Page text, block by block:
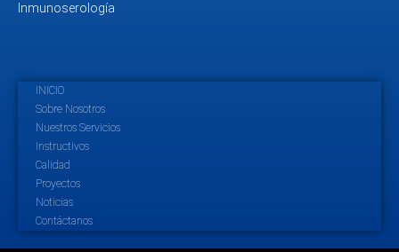
Inmunoserología
INICIO
Sobre Nosotros
Nuestros Servicios
Instructivos
Calidad
Proyectos
Noticias
Contáctanos